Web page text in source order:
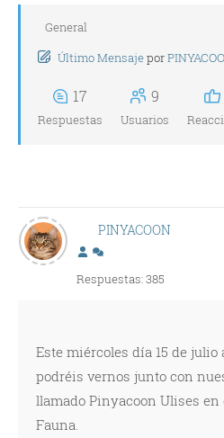
General
Último Mensajepor
17
Respuestas
9
Usuarios
PINYACOON
Respuestas: 385
Este miércoles día 15 de julio
podréis vernos junto con
llamado Pinyacoon Ulises en
Fauna.